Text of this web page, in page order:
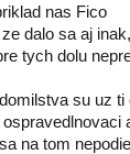
nas Fico
dalo sa aj
tych dolu
su uz
na tom